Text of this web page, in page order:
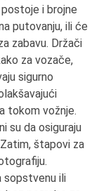
i brojne
putovanju, ili će
zabavu. Držači
za vozače,
sigurno
tokom vožnje.
su da osiguraju
štapovi za
sopstvenu ili